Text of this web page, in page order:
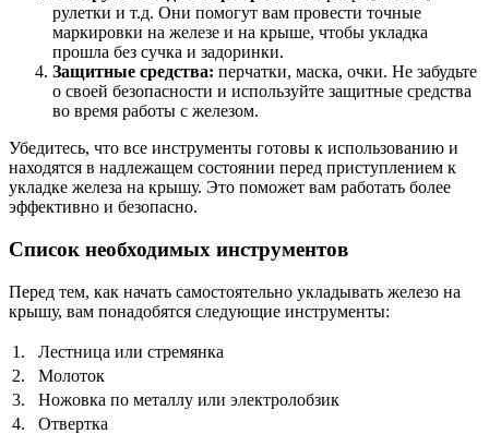
рулетки и т.д. Они помогут вам провести точные
маркировки на железе и на крыше, чтобы укладка
прошла без сучка и задоринки.
Защитные средства: перчатки, маска, очки. Не забудьте
о своей безопасности и используйте защитные средства
во время работы с железом.
Убедитесь, что все инструменты готовы к использованию и
находятся в надлежащем состоянии перед приступлением к
укладке железа на крышу. Это поможет вам работать более
эффективно и безопасно.
Список необходимых инструментов
Перед тем, как начать самостоятельно укладывать железо на
крышу, вам понадобятся следующие инструменты:
1.
Лестница или стремянка
2.
Молоток
3.
Ножовка по металлу или электролобзик
4.
Отвертка